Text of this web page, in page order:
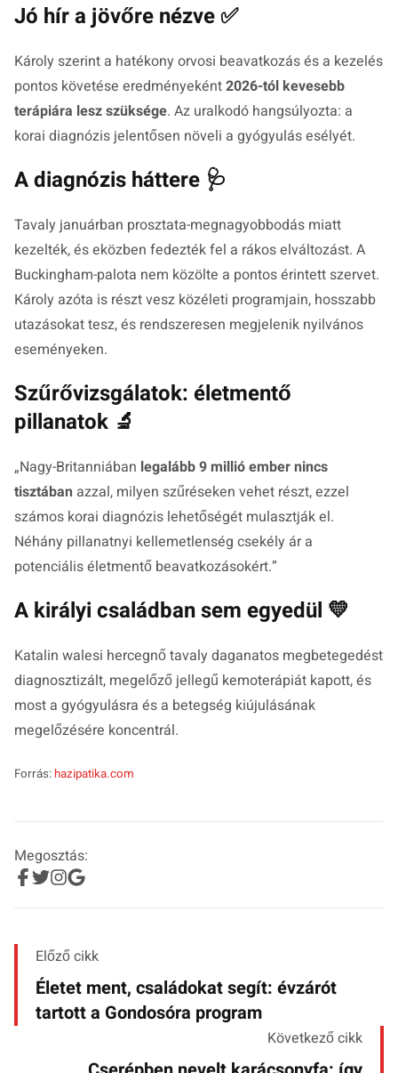
Jó hír a jövőre nézve ✅
Károly szerint a hatékony orvosi beavatkozás és a kezelés
pontos követése eredményeként2026-tól kevesebb
terápiára lesz szüksége. Az uralkodó hangsúlyozta: a
korai diagnózis jelentősen növeli a gyógyulás esélyét.
A diagnózis háttere 🩺
Tavaly januárban prosztata-megnagyobbodás miatt
kezelték, és eközben fedezték fel a rákos elváltozást. A
Buckingham-palota nem közölte a pontos érintett szervet.
Károly azóta is részt vesz közéleti programjain, hosszabb
utazásokat tesz, és rendszeresen megjelenik nyilvános
eseményeken.
Szűrővizsgálatok: életmentő
pillanatok 🔬
„Nagy-Britanniában legalább 9 millió ember nincs
tisztában azzal, milyen szűréseken vehet részt, ezzel
számos korai diagnózis lehetőségét mulasztják el.
Néhány pillanatnyi kellemetlenség csekély ár a
potenciális életmentő beavatkozásokért.”
A királyi családban sem egyedül 💛
Katalin walesi hercegnő tavaly daganatos megbetegedést
diagnosztizált, megelőző jellegű kemoterápiát kapott, és
most a gyógyulásra és a betegség kiújulásának
megelőzésére koncentrál.
Forrás: hazipatika.com
Megosztás:
Előző cikk
Életet ment, családokat segít: évzárót
tartott a Gondosóra program
Következő cikk